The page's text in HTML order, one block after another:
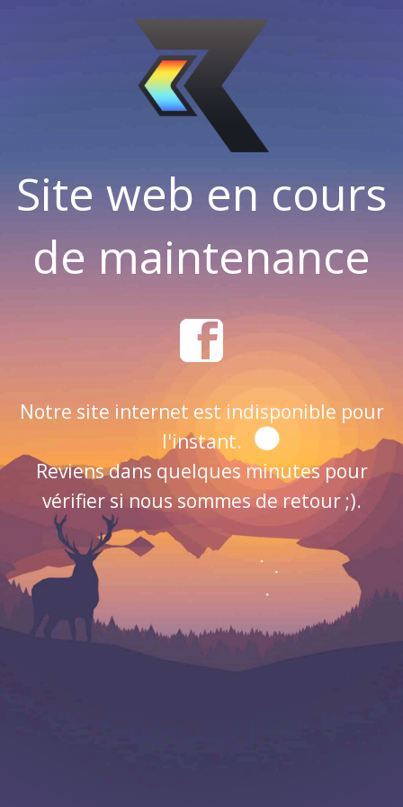
Site web en cours
de maintenance
Notre site internet est indisponible pour
l'instant.
Reviens dans quelques minutes pour
vérifier si nous sommes de retour ;).